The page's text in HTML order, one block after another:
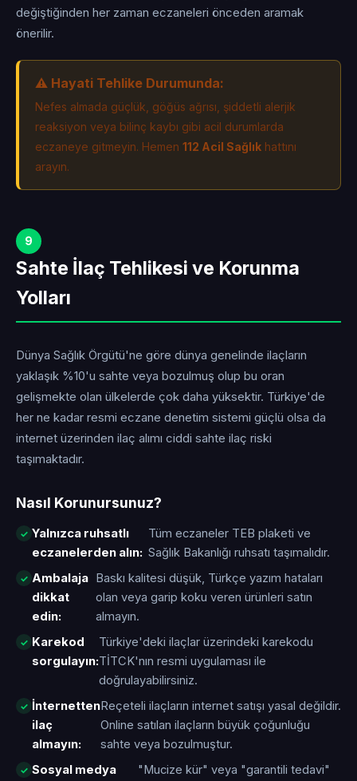
değiştiğinden her zaman eczaneleri önceden aramak
önerilir.
⚠️ Hayati Tehlike Durumunda:
Nefes almada güçlük, göğüs ağrısı, şiddetli alerjik
reaksiyon veya bilinç kaybı gibi acil durumlarda
eczaneye gitmeyin. Hemen 112 Acil Sağlık hattını
arayın.
9
Sahte İlaç Tehlikesi ve Korunma
Yolları
Dünya Sağlık Örgütü'ne göre dünya genelinde ilaçların
yaklaşık %10'u sahte veya bozulmuş olup bu oran
gelişmekte olan ülkelerde çok daha yüksektir. Türkiye'de
her ne kadar resmi eczane denetim sistemi güçlü olsa da
internet üzerinden ilaç alımı ciddi sahte ilaç riski
taşımaktadır.
Nasıl Korunursunuz?
Yalnızca ruhsatlı
eczanelerden alın:
Tüm eczaneler TEB plaketi ve
Sağlık Bakanlığı ruhsatı taşımalıdır.
Ambalaja
dikkat
edin:
Baskı kalitesi düşük, Türkçe yazım hataları
olan veya garip koku veren ürünleri satın
almayın.
Karekod
sorgulayın:
Türkiye'deki ilaçlar üzerindeki karekodu
TİTCK'nın resmi uygulaması ile
doğrulayabilirsiniz.
İnternetten
ilaç
almayın:
Reçeteli ilaçların internet satışı yasal değildir.
Online satılan ilaçların büyük çoğunluğu
sahte veya bozulmuştur.
Sosyal medya
"Mucize kür" veya "garantili tedavi"